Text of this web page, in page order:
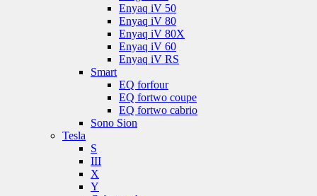
Enyaq iV 50
Enyaq iV 80
Enyaq iV 80X
Enyaq iV 60
Enyaq iV RS
Smart
EQ forfour
EQ fortwo coupe
EQ fortwo cabrio
Sono Sion
Tesla
S
III
X
Y